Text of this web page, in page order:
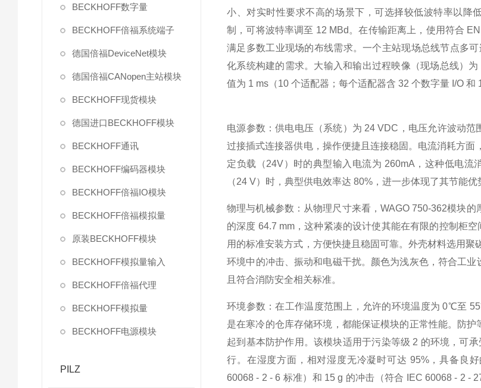
BECKHOFF数字量
BECKHOFF倍福系统端子
德国倍福DeviceNet模块
德国倍福CANopen主站模块
BECKHOFF现货模块
德国进口BECKHOFF模块
BECKHOFF通讯
BECKHOFF编码器模块
BECKHOFF倍福IO模块
BECKHOFF倍福模拟量
原装BECKHOFF模块
BECKHOFF模拟量输入
BECKHOFF倍福代理
BECKHOFF模拟量
BECKHOFF电源模块
PILZ
小、对实时性要求不高的场景下，可选择较低波特率以降
制，可将波特率调至 12 MBd。在传输距离上，使用符合
满足多数工业现场的布线需求。一个主站现场总线节点多
化系统构建的需求。大输入和输出过程映像（现场总线）
值为 1 ms（10 个适配器；每个适配器含 32 个数字量 I/O
电源参数：供电电压（系统）为 24 VDC，电压允许波动
过接插式连接器供电，操作便捷且连接稳固。电流消耗方
定负载（24V）时的典型输入电流为 260mA，这种低电
（24 V）时，典型供电效率达 80%，进一步体现了其节能优
物理与机械参数：从物理尺寸来看，WAGO 750-362模块
的深度 64.7 mm，这种紧凑的设计使其能在有限的控制柜
用的标准安装方式，方便快捷且稳固可靠。外壳材料选用
环境中的冲击、振动和电磁干扰。颜色为浅灰色，符合工
且符合消防安全相关标准。
环境参数：在工作温度范围上，允许的环境温度为 0℃至
是在寒冷的仓库存储环境，都能保证模块的正常性能。防
起到基本防护作用。该模块适用于污染等级 2 的环境，可
行。在湿度方面，相对湿度无冷凝时可达 95%，具备良
60068 - 2 - 6 标准）和 15 g 的冲击（符合 IEC 60068 - 2 -